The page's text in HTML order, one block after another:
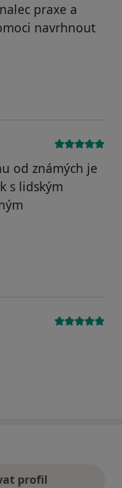
praxe a
navrhnout
Malis
od známých je
s lidským
profil